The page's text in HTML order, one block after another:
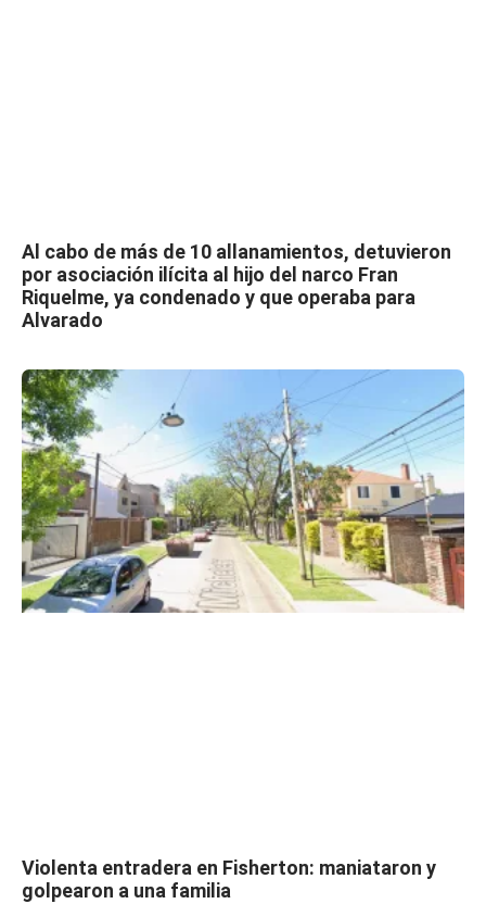
Al cabo de más de 10 allanamientos, detuvieron
por asociación ilícita al hijo del narco Fran
Riquelme, ya condenado y que operaba para
Alvarado
Violenta entradera en Fisherton: maniataron y
golpearon a una familia